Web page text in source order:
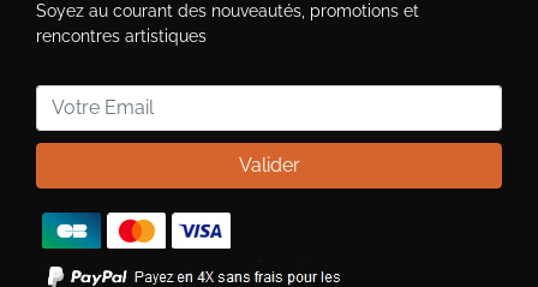
Soyez au courant des nouveautés, promotions et
rencontres artistiques
Valider